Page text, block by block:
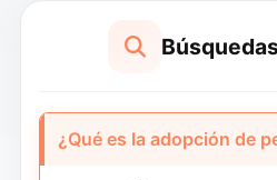
¿Qué es la adopción de